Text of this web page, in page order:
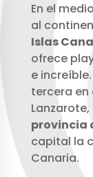
En el
al
Islas
ofrece
e
tercera en
provincia
capital la
Canaria.